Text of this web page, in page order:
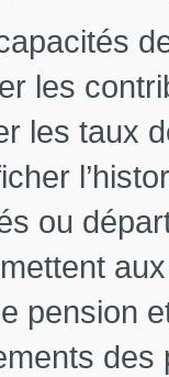
les
les taux
ou
pension